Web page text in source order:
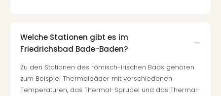
Welche Stationen gibt es im
Friedrichsbad Bade-Baden?
Zu den Stationen des römisch-irischen Bads gehören
zum Beispiel Thermalbäder mit verschiedenen
Temperaturen, das Thermal-Sprudel und das Thermal-